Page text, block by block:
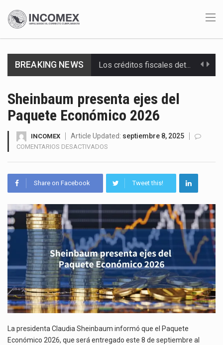
BREAKING NEWS
La industria manufacturera de exportación afiliada a Index en Nuevo León ha alcanzado hasta 10%…
Las métricas tradicionales de los parques industriales —absorción, ocupación y metros cuadrados desarrollados— resultan insuficientes…
El superávit comercial de México con Estados Unidos alcanzó 102,581 millones de dólares (mdd) en…
Sheinbaum presenta ejes del
Paquete Económico 2026
INCOMEX Article Updated: septiembre 8, 2025
COMENTARIOS DESACTIVADOS
DEL
ECONÓMICO
2026
Share on Facebook Tweet this!
La presidenta Claudia Sheinbaum informó que el Paquete
Económico 2026, que será entregado este 8 de septiembre al